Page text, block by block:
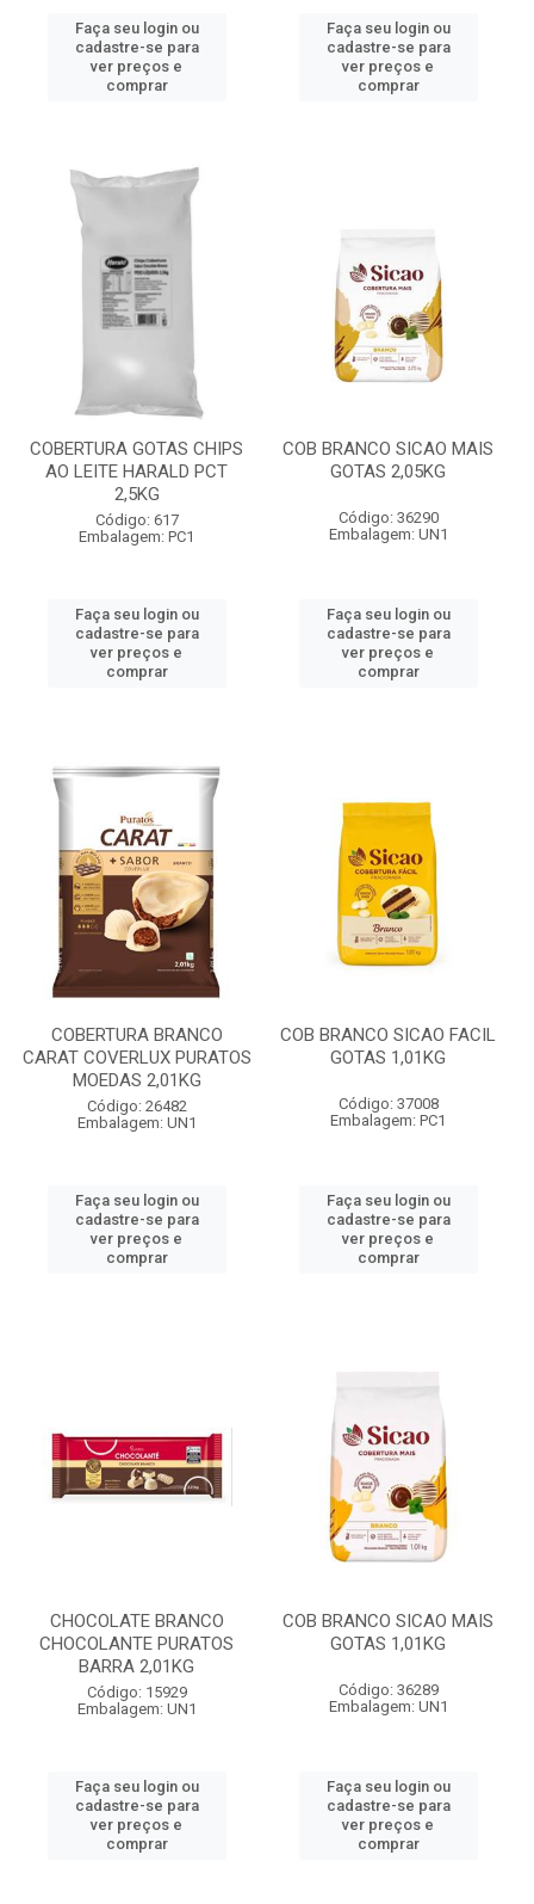
Faça seu login ou
cadastre-se para
ver preços e
comprar
Faça seu login ou
cadastre-se para
ver preços e
comprar
COBERTURA GOTAS CHIPS
AO LEITE HARALD PCT
2,5KG
Código: 617
Embalagem: PC1
Faça seu login ou
cadastre-se para
ver preços e
comprar
COB BRANCO SICAO MAIS
GOTAS 2,05KG
Código: 36290
Embalagem: UN1
Faça seu login ou
cadastre-se para
ver preços e
comprar
COBERTURA BRANCO
CARAT COVERLUX PURATOS
MOEDAS 2,01KG
Código: 26482
Embalagem: UN1
Faça seu login ou
cadastre-se para
ver preços e
comprar
COB BRANCO SICAO FACIL
GOTAS 1,01KG
Código: 37008
Embalagem: PC1
Faça seu login ou
cadastre-se para
ver preços e
comprar
CHOCOLATE BRANCO
CHOCOLANTE PURATOS
BARRA 2,01KG
Código: 15929
Embalagem: UN1
Faça seu login ou
cadastre-se para
ver preços e
comprar
COB BRANCO SICAO MAIS
GOTAS 1,01KG
Código: 36289
Embalagem: UN1
Faça seu login ou
cadastre-se para
ver preços e
comprar